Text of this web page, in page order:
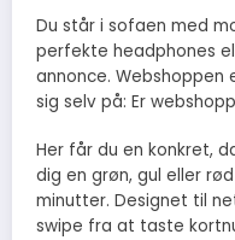
Du står i sofaen med
perfekte headphones
annonce. Webshoppen
sig selv på: Er
Her får du en konkret,
dig en grøn, gul eller
minutter. Designet til
swipe fra at taste